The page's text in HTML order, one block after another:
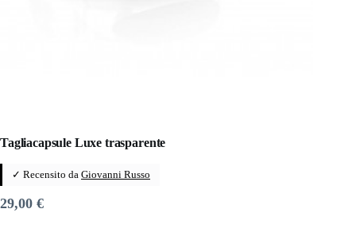
Tagliacapsule Luxe trasparente
✓ Recensito da Giovanni Russo
29,00 €